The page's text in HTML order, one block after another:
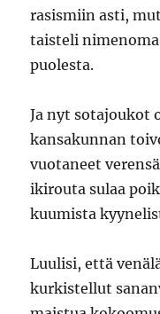
rasismiin asti,
taisteli
puolesta.
Ja nyt sotajoukot
kansakunnan
vuotaneet
ikirouta sulaa
kuumista
Luulisi, että
kurkistellut